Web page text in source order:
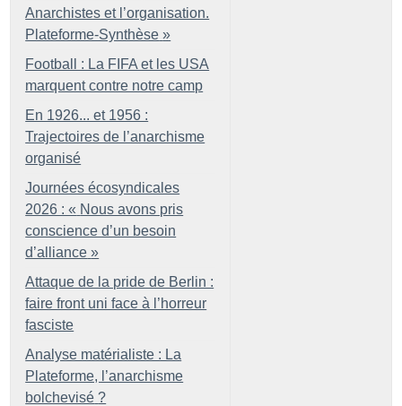
Anarchistes et l’organisation.
Plateforme-Synthèse »
Football : La FIFA et les USA
marquent contre notre camp
En 1926... et 1956 :
Trajectoires de l’anarchisme
organisé
Journées écosyndicales
2026 : « Nous avons pris
conscience d’un besoin
d’alliance »
Attaque de la pride de Berlin :
faire front uni face à l’horreur
fasciste
Analyse matérialiste : La
Plateforme, l’anarchisme
bolchevisé ?